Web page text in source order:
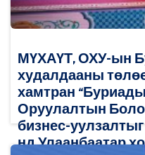
МҮХАҮТ, ОХУ-ын
худалдааны
хамтран
Оруулалтын
бизнес-
нд Улаанбаатар